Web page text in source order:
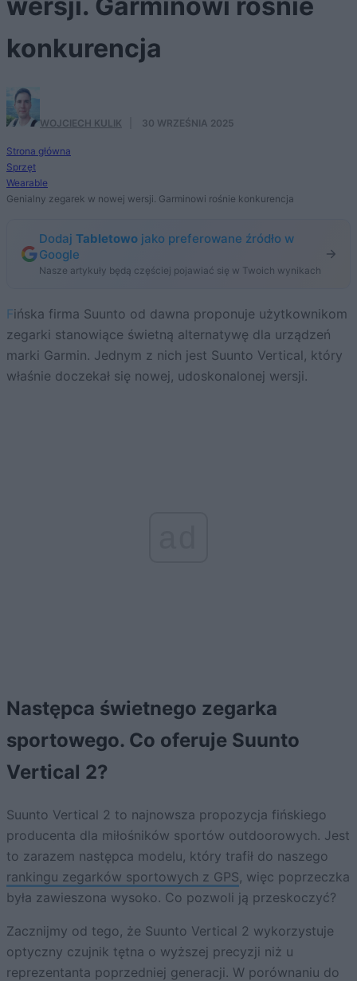
wersji. Garminowi rośnie
konkurencja
WOJCIECH KULIK 30 WRZEŚNIA 2025
Strona główna
Sprzęt
Wearable
Genialny zegarek w nowej wersji. Garminowi rośnie konkurencja
Dodaj Tabletowo jako preferowane źródło w
Google
Nasze artykuły będą częściej pojawiać się w Twoich wynikach
Fińska firma Suunto od dawna proponuje użytkownikom
zegarki stanowiące świetną alternatywę dla urządzeń
marki Garmin. Jednym z nich jest Suunto Vertical, który
właśnie doczekał się nowej, udoskonalonej wersji.
Następca świetnego zegarka
sportowego. Co oferuje Suunto
Vertical 2?
Suunto Vertical 2 to najnowsza propozycja fińskiego
producenta dla miłośników sportów outdoorowych. Jest
to zarazem następca modelu, który trafił do naszego
rankingu zegarków sportowych z GPS, więc poprzeczka
była zawieszona wysoko. Co pozwoli ją przeskoczyć?
Zacznijmy od tego, że Suunto Vertical 2 wykorzystuje
optyczny czujnik tętna o wyższej precyzji niż u
reprezentanta poprzedniej generacji. W porównaniu do